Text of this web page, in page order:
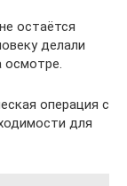
остаётся
делали
операция с
для